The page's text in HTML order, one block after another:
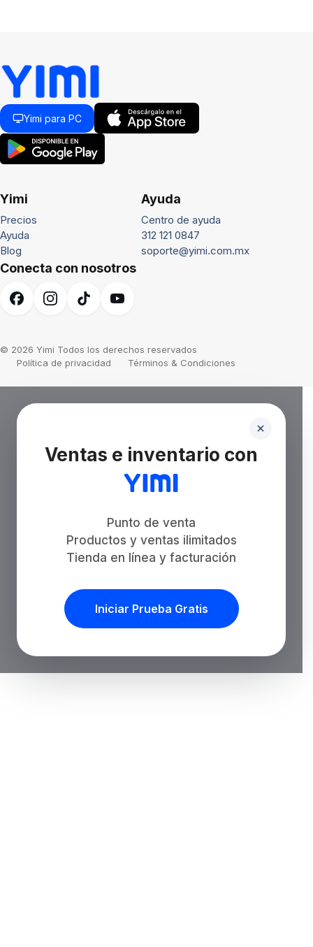
Yimi para PC
Yimi
Precios
Ayuda
Blog
Ayuda
Centro de ayuda
312 121 0847
soporte@yimi.com.mx
Conecta con nosotros
© 2026 Yimi Todos los derechos reservados
Política de privacidad
Términos & Condiciones
Ventas e inventario con
Punto de venta
Productos y ventas ilimitados
Tienda en línea y facturación
Iniciar Prueba Gratis